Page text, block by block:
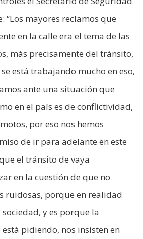
“Los mayores reclamos que
en la calle era el tema de las
más precisamente del tránsito,
está trabajando mucho en eso,
ante una situación que
en el país es de conflictividad,
por eso nos hemos
de ir para adelante en este
el tránsito de vaya
en la cuestión de que no
ruidosas, porque en realidad
y es porque la
pidiendo, nos insisten en